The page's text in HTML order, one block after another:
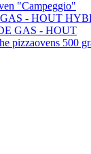
"Campeggio"
- HOUT
GAS - HOUT
pizzaovens 500